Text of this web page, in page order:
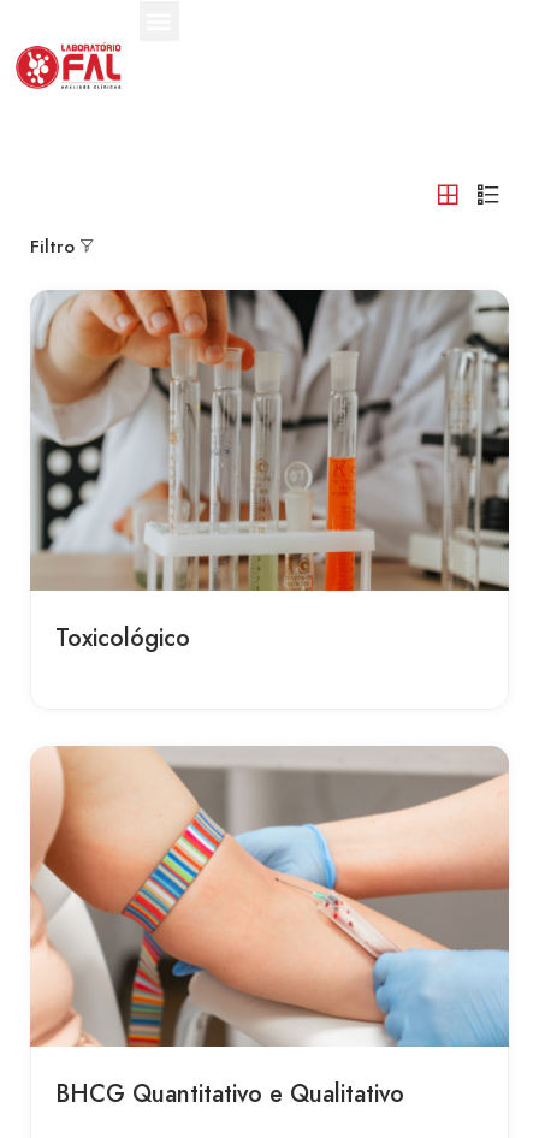
Filtro
Toxicológico
BHCG Quantitativo e Qualitativo